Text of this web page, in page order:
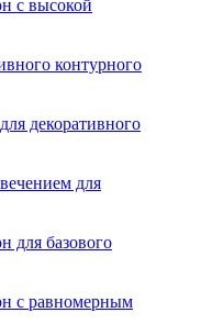
с высокой
контурного
декоративного
для
для базового
с равномерным